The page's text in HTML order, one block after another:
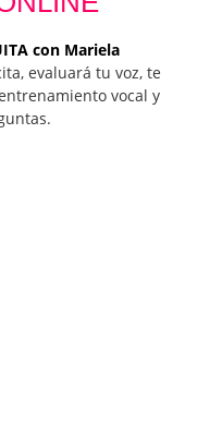
con Mariela
evaluará tu voz, te
vocal y